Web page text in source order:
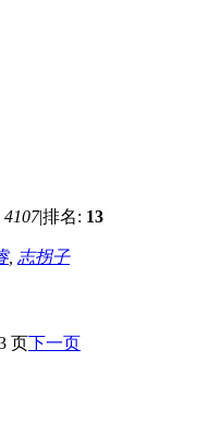
4107|排名: 13
, 志拐子
页下一页